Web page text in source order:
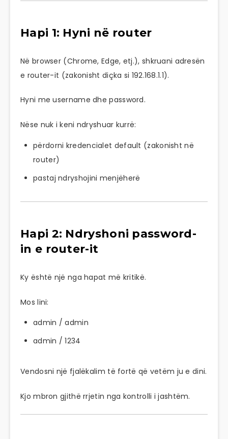
Hapi 1: Hyni në router
Në browser (Chrome, Edge, etj.), shkruani adresën
e router-it (zakonisht diçka si 192.168.1.1).
Hyni me username dhe password.
Nëse nuk i keni ndryshuar kurrë:
përdorni kredencialet default (zakonisht në
router)
pastaj ndryshojini menjëherë
Hapi 2: Ndryshoni password-
in e router-it
Ky është një nga hapat më kritikë.
Mos lini:
admin / admin
admin / 1234
Vendosni një fjalëkalim të fortë që vetëm ju e dini.
Kjo mbron gjithë rrjetin nga kontrolli i jashtëm.